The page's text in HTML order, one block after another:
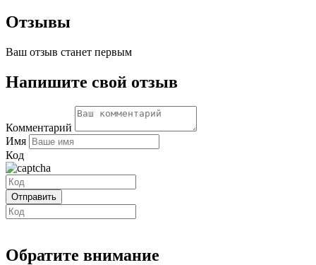
Отзывы
Ваш отзыв станет первым
Напишите свой отзыв
Комментарий
Имя
Код
Обратите внимание